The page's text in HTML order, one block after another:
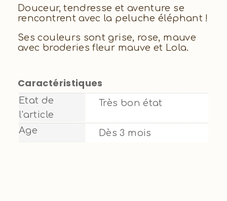
Douceur, tendresse et aventure se
rencontrent avec la peluche éléphant !
Ses couleurs sont grise, rose, mauve
avec broderies fleur mauve et Lola.
Caractéristiques
Etat de
l'article
Très bon état
Age Dès 3 mois